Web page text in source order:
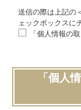
送信の際は上記の
ェックボックスに
「個人情報の
「個人